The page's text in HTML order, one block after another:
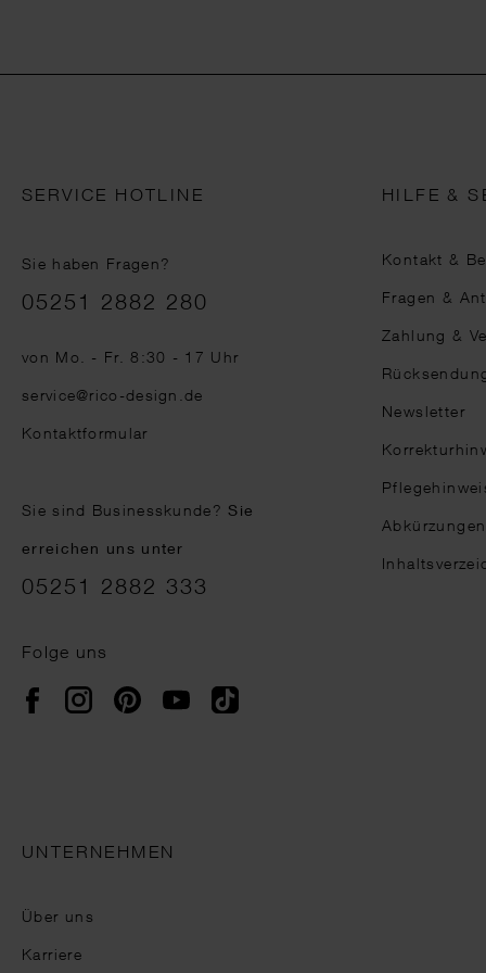
SERVICE HOTLINE
Sie haben Fragen?
Telefonnummer
05251 2882 280
von Mo. - Fr. 8:30 - 17 Uhr
service@rico-design.de
Kontaktformular
Sie sind Businesskunde?Sie
erreichen uns unter
05251 2882 333
Folge uns
FacebookInstagramPinterestYouTubeTikTok
HILFE &
Kontakt &
Fragen &
Zahlung &
Newsletter
Abkürzungen
UNTERNEHMEN
Über uns
Karriere